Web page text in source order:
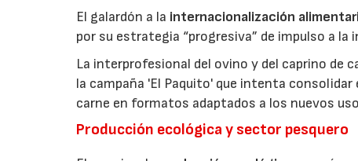
El galardón a la internacionalización
por su estrategia “progresiva” de impulso a
La interprofesional del ovino y del caprino de
la campaña 'El Paquito' que intenta
carne en formatos adaptados a los nuevos
Producción ecológica y sector pesquero